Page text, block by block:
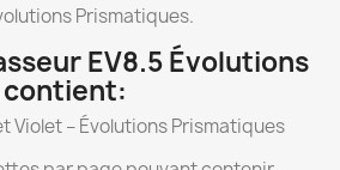
Prismatiques.
EV8.5 Évolutions
Violet – Évolutions Prismatiques